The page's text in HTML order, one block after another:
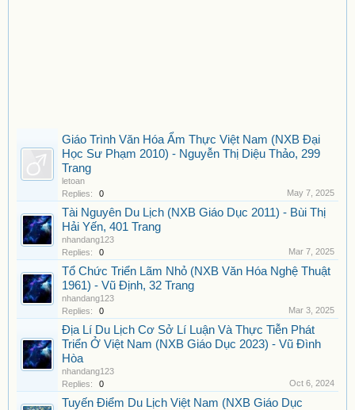
Giáo Trình Văn Hóa Ẩm Thực Việt Nam (NXB Đại
Học Sư Phạm 2010) - Nguyễn Thị Diệu Thảo, 299
Trang
letoan
Replies:
0 May 7, 2025
Tài Nguyên Du Lịch (NXB Giáo Dục 2011) - Bùi Thị
Hải Yến, 401 Trang
nhandang123
Replies:
0 Mar 7, 2025
Tổ Chức Triển Lãm Nhỏ (NXB Văn Hóa Nghệ Thuật
1961) - Vũ Định, 32 Trang
nhandang123
Replies:
0 Mar 3, 2025
Địa Lí Du Lịch Cơ Sở Lí Luận Và Thực Tiễn Phát
Triển Ở Việt Nam (NXB Giáo Dục 2023) - Vũ Đình
Hòa
nhandang123
Replies:
0 Oct 6, 2024
Tuyến Điểm Du Lịch Việt Nam (NXB Giáo Dục